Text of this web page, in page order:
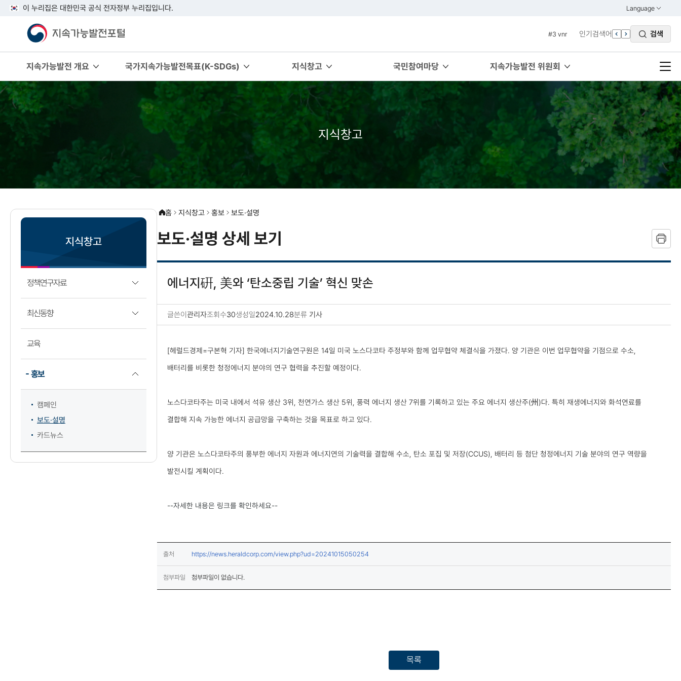
이 누리집은 대한민국 공식 전자정부 누리집입니다. Language
열기
ENGLISH
#3 vnr
#5 esg
#6 빈곤
#7 un
#1 경제
#2 환경
인기검색어 검색
지속가능발전 개요 국가지속가능발전목표(K-SDGs) 지식창고 국민참여마당 지속가능발전 위원회
지식창고
지식창고
정책연구자료
최신동향
교육
홍보
캠페인
보도·설명
카드뉴스
홈 지식창고 홍보 보도·설명
보도·설명 상세 보기
에너지硏, 美와 ‘탄소중립 기술’ 혁신 맞손
글쓴이관리자조회수30생성일2024.10.28분류 기사
[헤럴드경제=구본혁 기자] 한국에너지기술연구원은 14일 미국 노스다코타 주정부와 함께 업무협약 체결식을 가졌다. 양 기관은 이번 업무협약을 기점으로 수소,
배터리를 비롯한 청정에너지 분야의 연구 협력을 추진할 예정이다.
노스다코타주는 미국 내에서 석유 생산 3위, 천연가스 생산 5위, 풍력 에너지 생산 7위를 기록하고 있는 주요 에너지 생산주(州)다. 특히 재생에너지와 화석연료를
결합해 지속 가능한 에너지 공급망을 구축하는 것을 목표로 하고 있다.
양 기관은 노스다코타주의 풍부한 에너지 자원과 에너지연의 기술력을 결합해 수소, 탄소 포집 및 저장(CCUS), 배터리 등 첨단 청정에너지 기술 분야의 연구 역량을
발전시킬 계획이다.
--자세한 내용은 링크를 확인하세요--
출처 https://news.heraldcorp.com/view.php?ud=20241015050254(새창열림)
첨부파일 첨부파일이 없습니다.
목록